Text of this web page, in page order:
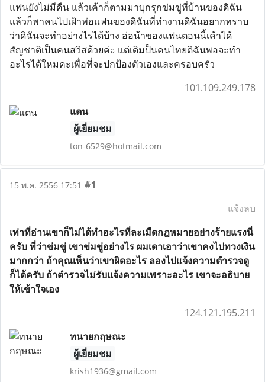
แฟนยังไม่มีคืน แล้วเค้าก็ตามมาบุกรุกข่มขู่ที่บ้านของดิฉัน
แล้วก็พาคนไปเฝ้าพ่อแฟนของดิฉันที่ทำงานดิฉันอยากทราบ
ว่าดิฉันจะทำอย่างไรได้บ้าง อ่อน้าของแฟนตอนนี้เค้าได้
สัญชาติเป็นคนสวิสด้วยค่ะ แต่เดิมป็นคนไทยดิฉันพอจะทำ
อะไรได้ใหมคะเพื่อที่จะปกป้องตัวเองและครอบครัว
101.109.249.178
แตน
ผู้เยี่ยมชม
ton-6529@hotmail.com
15 พ.ค. 2556 17:51 #1
แจ้งลบ
เท่าที่อ่านเขาก็ไม่ได้ทำอะไรที่ละเมืดกฎหมายอย่างร้ายแรงนี่
ครับ ที่ว่าข่มขู่ เขาข่มขู่อย่างไร ผมเดาเอาว่าเขาคงไปทวงเงิน
มากกว่า ถ้าคุณเห็นว่าเขาผิดอะไร ลองไปแจ้งความตำรวจดู
ก็ได้ครับ ถ้าตำรวจไม่รับแจ้งความเพราะอะไร เขาจะอธิบาย
ให้เข้าใจเอง
124.121.195.211
ทนายกฤษณะ
ผู้เยี่ยมชม
krish1936@gmail.com